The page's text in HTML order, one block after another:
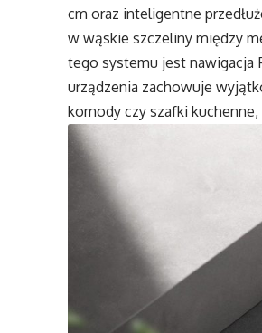
cm oraz inteligentne
w wąskie szczeliny między
tego systemu jest nawigacja
urządzenia zachowuje
komody czy szafki